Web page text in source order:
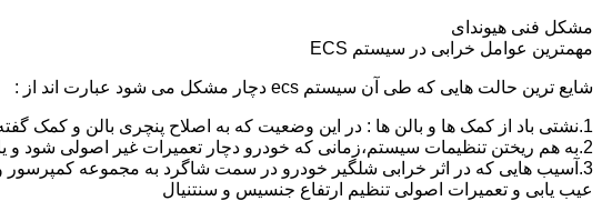
مشکل فنی هیوندای
مهمترین عوامل خرابی در سیستم ECS
شایع ترین حالت هایی که طی آن سیستم ecs دچار مشکل می شود عبارت اند از :
1.نشتی باد از کمک ها و بالن ها : در این وضعیت که به اصلاح پنچری بالن و کمک گفته می شود،باد سیستم خالی شده و خودرو میخوابد.
2.به هم ریختن تنظیمات سیستم،زمانی که خودرو دچار تعمیرات غیر اصولی شود و یا به دلیل خرابی یکی از کمک ها یا بالن ها به مدت طولانی و عدم رفع مشکل،خودرو از کالیبره خارج شده و کج و یا می خوابد.
3.آسیب هایی که در اثر خرابی شلگیر خودرو در سمت شاگرد به مجموعه کمپرسور و سلونویید تقسیم و سیم کشی این قسمت وارد می شود.
عیب یابی و تعمیرات اصولی تنظیم ارتفاع جنسیس و سنتنیال